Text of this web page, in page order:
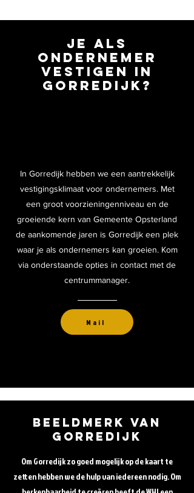
Je als
ondernemer
vestigen in
gorredijk?
In Gorredijk hebben we een aantrekkelijk
vestigingsklimaat voor ondernemers. Met
een groot voorzieningenniveau en de
groeiende kern van Gemeente Opsterland
de aankomende jaren is Gorredijk een plek
waar je als ondernemers kan groeien. Kom
via onderstaande opties in contact met de
centrummanager.
Mail
Beeldmerk van
Gorredijk
Om Gorredijk zo goed mogelijk op de kaart te
zetten hebben we de hulp van iedereen nodig. Om